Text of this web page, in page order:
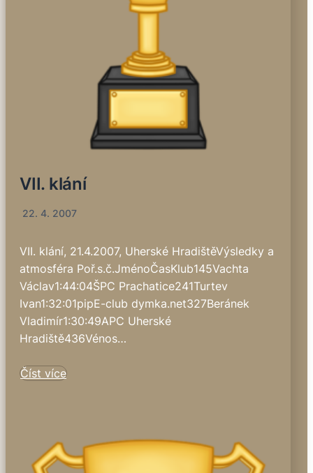
VII. klání
22. 4. 2007
VII. klání, 21.4.2007, Uherské HradištěVýsledky a
atmosféra Poř.s.č.JménoČasKlub145Vachta
Václav1:44:04ŠPC Prachatice241Turtev
Ivan1:32:01pipE-club dymka.net327Beránek
Vladimír1:30:49APC Uherské
Hradiště436Vénos…
Číst více